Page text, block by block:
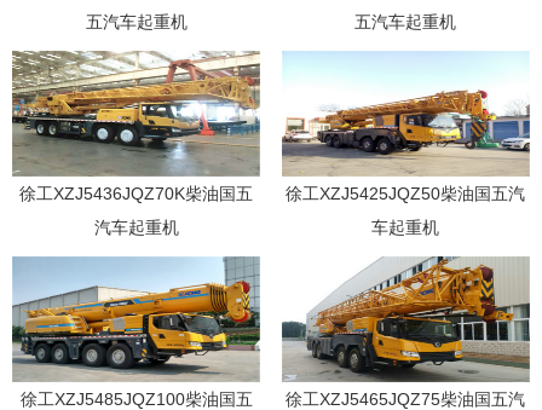
五汽车起重机
五汽车起重机
徐工XZJ5436JQZ70K柴油国五
汽车起重机
徐工XZJ5425JQZ50柴油国五汽
车起重机
徐工XZJ5485JQZ100柴油国五
徐工XZJ5465JQZ75柴油国五汽